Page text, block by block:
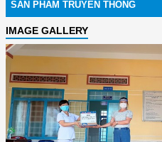
SẢN PHẨM TRUYỀN THÔNG
IMAGE GALLERY